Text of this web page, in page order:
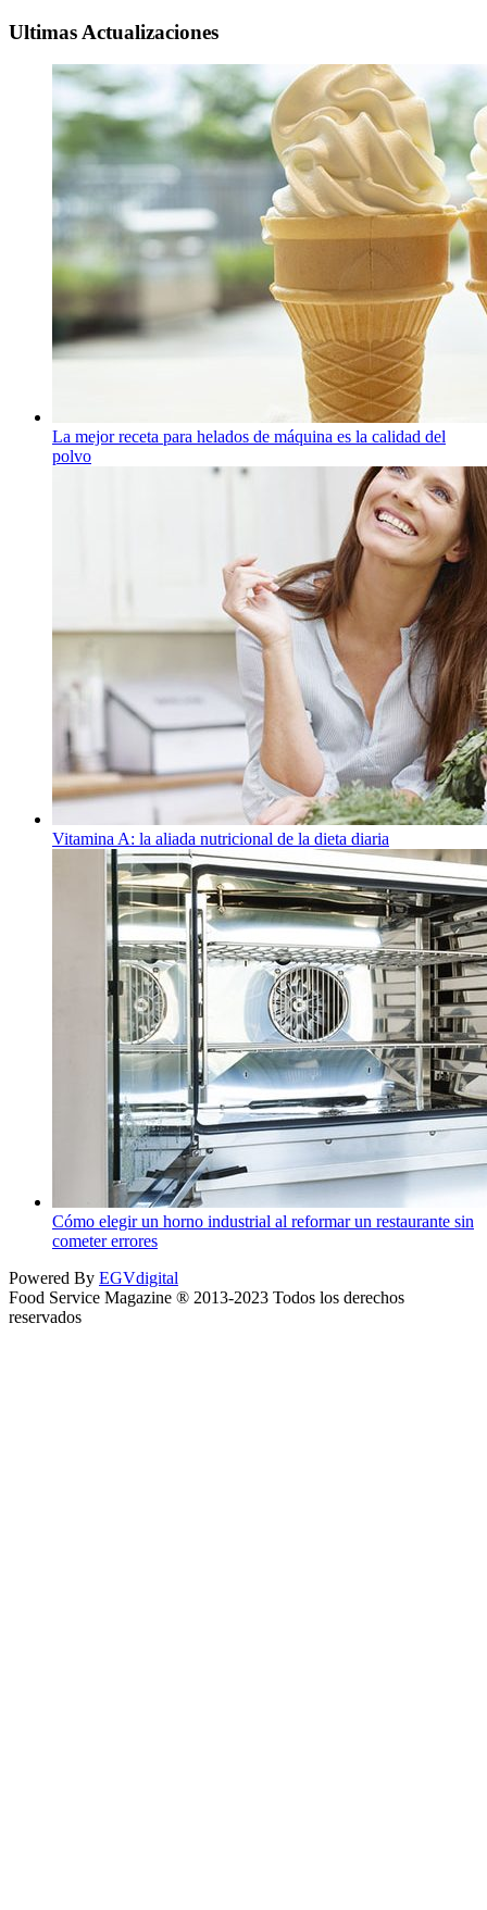
Ultimas Actualizaciones
La mejor receta para helados de máquina es la calidad del
polvo
Vitamina A: la aliada nutricional de la dieta diaria
Cómo elegir un horno industrial al reformar un restaurante sin
cometer errores
Powered By EGVdigital
Food Service Magazine ® 2013-2023 Todos los derechos
reservados